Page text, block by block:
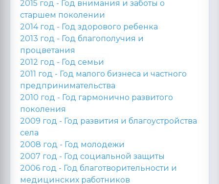
2015 год - Год внимания и заботы о
старшем поколении
2014 год - Год здорового ребенка
2013 год - Год благополучия и
процветания
2012 год - Год семьи
2011 год - Год малого бизнеса и частного
предпринимательства
2010 год - Год гармонично развитого
поколения
2009 год - Год развития и благоустройства
села
2008 год - Год молодежи
2007 год - Год социальной защиты
2006 год - Год благотворительности и
медицинских работников